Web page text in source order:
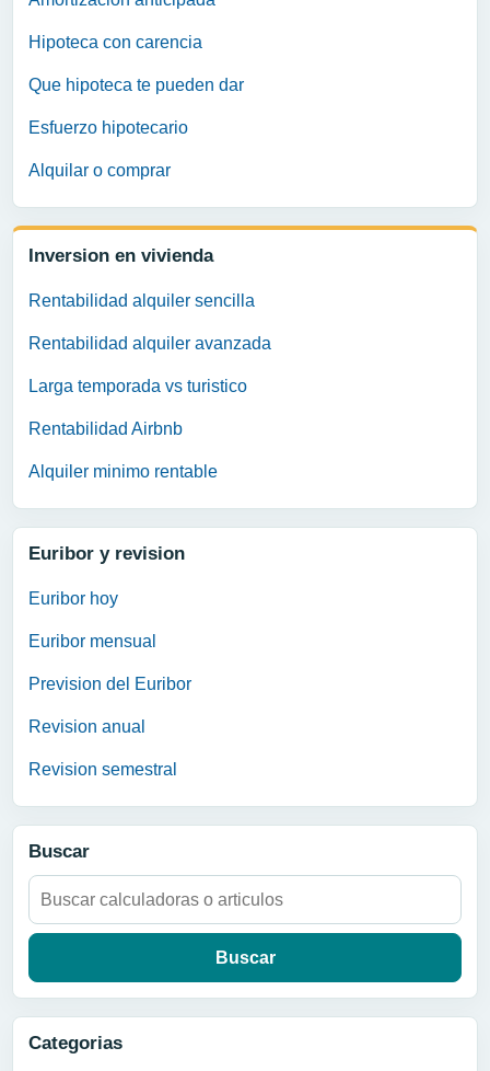
Hipoteca con carencia
Que hipoteca te pueden dar
Esfuerzo hipotecario
Alquilar o comprar
Inversion en vivienda
Rentabilidad alquiler sencilla
Rentabilidad alquiler avanzada
Larga temporada vs turistico
Rentabilidad Airbnb
Alquiler minimo rentable
Euribor y revision
Euribor hoy
Euribor mensual
Prevision del Euribor
Revision anual
Revision semestral
Buscar
Buscar:
Categorias